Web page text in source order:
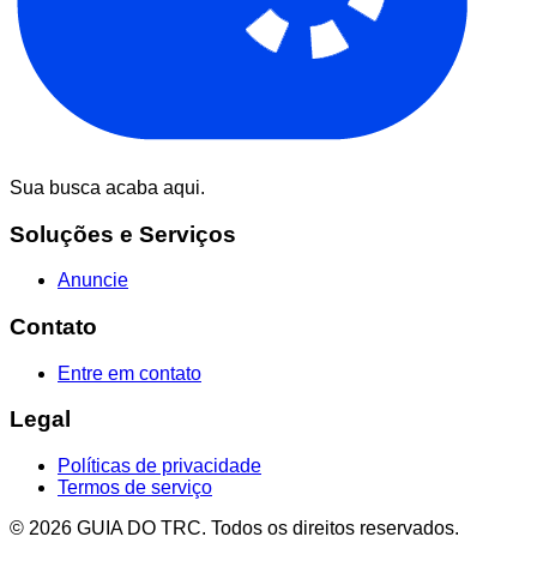
Sua busca acaba aqui.
Soluções e Serviços
Anuncie
Contato
Entre em contato
Legal
Políticas de privacidade
Termos de serviço
© 2026 GUIA DO TRC. Todos os direitos reservados.